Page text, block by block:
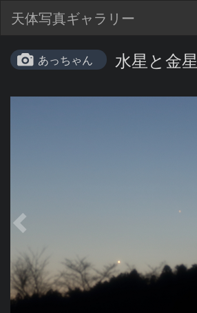
天体写真ギャラリー
あっちゃん 水星と金星